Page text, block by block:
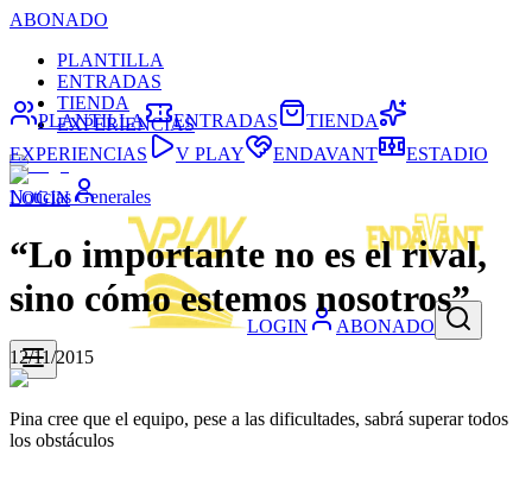
ABONADO
PLANTILLA
ENTRADAS
TIENDA
EXPERIENCIAS
LOGIN
LOGIN ABONADO
PLANTILLA ENTRADAS
TIENDA
EXPERIENCIAS
V PLAY ENDAVANT ESTADIO
Noticias Generales
“Lo importante no es el rival,
sino cómo estemos nosotros”
12/11/2015
Pina cree que el equipo, pese a las dificultades, sabrá superar todos
los obstáculos